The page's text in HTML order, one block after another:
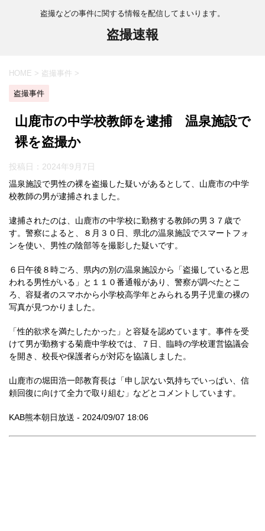
盗撮などの事件に関する情報を配信してまいります。
盗撮速報
HOME > 盗撮事件 >
盗撮事件
山鹿市の中学校教師を逮捕 温泉施設で
裸を盗撮か
投稿日： 2024年9月7日
温泉施設で男性の裸を盗撮した疑いがあるとして、山鹿市の中学
校教師の男が逮捕されました。
逮捕されたのは、山鹿市の中学校に勤務する教師の男３７歳で
す。警察によると、８月３０日、県北の温泉施設でスマートフォ
ンを使い、男性の陰部等を撮影した疑いです。
６日午後８時ごろ、県内の別の温泉施設から「盗撮していると思
われる男性がいる」と１１０番通報があり、警察が調べたとこ
ろ、容疑者のスマホから小学校高学年とみられる男子児童の裸の
写真が見つかりました。
「性的欲求を満たしたかった」と容疑を認めています。事件を受
けて男が勤務する菊鹿中学校では、７日、臨時の学校運営協議会
を開き、校長や保護者らが対応を協議しました。
山鹿市の堀田浩一郎教育長は「申し訳ない気持ちでいっぱい、信
頼回復に向けて全力で取り組む」などとコメントしています。
KAB熊本朝日放送 - 2024/09/07 18:06